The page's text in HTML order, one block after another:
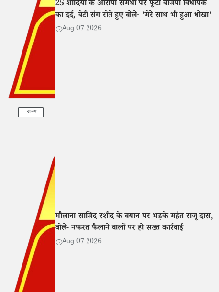
राज्य
25 शादियों के आरोपी समधी पर फूटा बीजेपी विधायक
का दर्द, बेटी संग रोते हुए बोले- 'मेरे साथ भी हुआ धोखा'
Aug 07 2026
मौलाना साजिद रशीद के बयान पर भड़के महंत राजू दास,
बोले- नफरत फैलाने वालों पर हो सख्त कार्रवाई
Aug 07 2026